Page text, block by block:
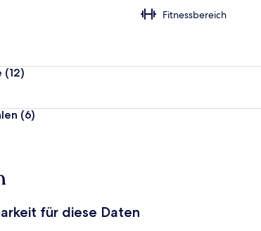
Fitnessbereich
(12)
(6)
für diese Daten